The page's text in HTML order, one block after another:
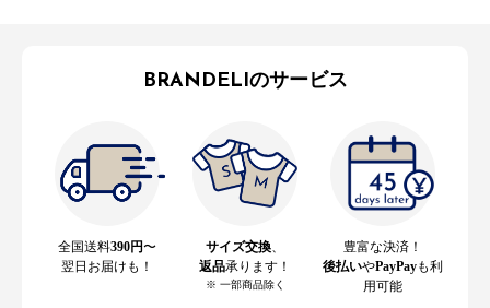
BRANDELIのサービス
全国送料390円〜
翌日お届けも！
サイズ交換
返品承ります！
※ 一部商品除く
豊富な決済！
後払いやPayPayも利
用可能